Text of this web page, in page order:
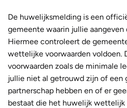
De huwelijksmelding is een
gemeente waarin jullie
Hiermee controleert de
wettelijke voorwaarden voldoen.
voorwaarden zoals de minimale
jullie niet al getrouwd zijn of een
partnerschap hebben en of er
bestaat die het huwelijk wettelijk